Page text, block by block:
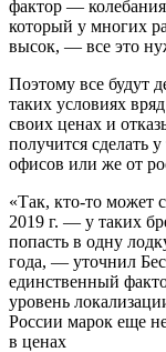
фактор —
который у многих
высок, — все это
Поэтому все будут
таких условиях
своих ценах и
получится сделать
офисов или же от
«Так, кто-то может
2019 г. — у таких
попасть в одну
года, — уточнил
единственный
уровень
России марок еще
в ценах